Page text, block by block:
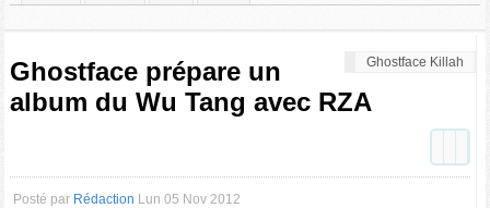
Ghostface Killah
Ghostface prépare un
album du Wu Tang avec RZA
Posté par Rédaction Lun 05 Nov 2012